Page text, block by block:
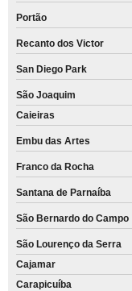
Portão
Recanto dos Victor
San Diego Park
São Joaquim
Caieiras
Embu das Artes
Franco da Rocha
Santana de Parnaíba
São Bernardo do Campo
São Lourenço da Serra
Cajamar
Carapicuíba